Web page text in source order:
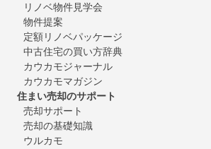
リノベ物件見学会
物件提案
定額リノベパッケージ
中古住宅の買い方辞典
カウカモジャーナル
カウカモマガジン
住まい売却のサポート
売却サポート
売却の基礎知識
ウルカモ